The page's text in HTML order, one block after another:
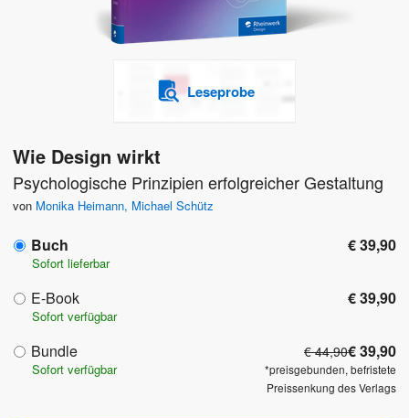
Leseprobe
Wie Design wirkt
Psychologische Prinzipien erfolgreicher Gestaltung
von Monika Heimann, Michael Schütz
Buch € 39,90
Sofort lieferbar
E-Book € 39,90
Sofort verfügbar
Bundle € 44,90€ 39,90
*preisgebunden, befristete
Preissenkung des Verlags
Sofort verfügbar